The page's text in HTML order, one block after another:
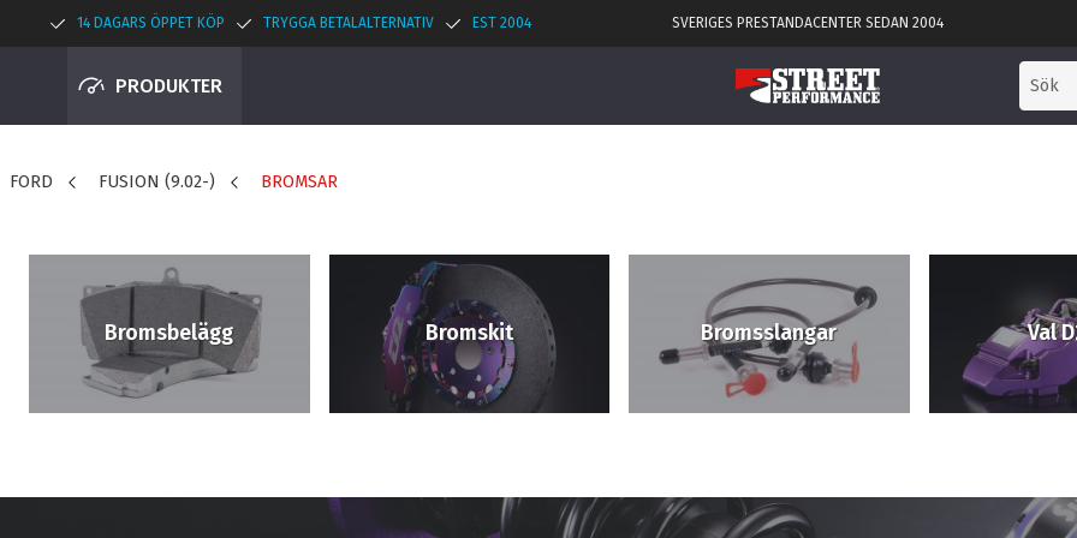
14 DAGARS ÖPPET KÖP TRYGGA BETALALTERNATIV EST 2004 SVERIGES PRESTANDACENTER SEDAN 2004
PRODUKTER
FORD FUSION (9.02-) BROMSAR
Bromsbelägg Bromskit Bromsslangar Val